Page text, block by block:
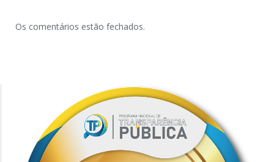
Os comentários estão fechados.